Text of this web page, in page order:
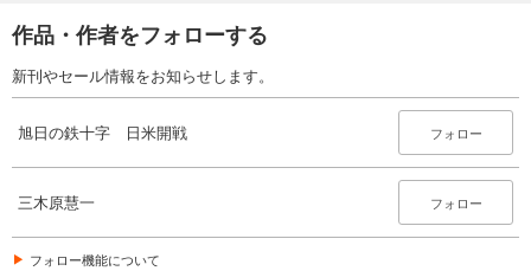
作品・作者をフォローする
新刊やセール情報をお知らせします。
旭日の鉄十字 日米開戦 フォロー
三木原慧一 フォロー
フォロー機能について